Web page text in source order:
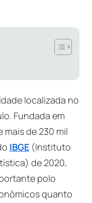
localizada no
Fundada em
mais de 230 mil
IBGE (Instituto
de 2020,
polo
quanto